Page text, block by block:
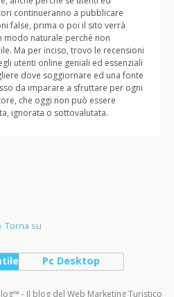
continueranno a pubblicare
false, prima o poi il sito verrà
modo naturale perché non
Ma per inciso, trovo le recensioni
utenti online geniali ed essenziali
dove soggiornare ed una fonte
da imparare a sfruttare per ogni
che oggi non può essere
ignorata o sottovalutata.
Torna su
Pc Desktop
- Il blog del Web Marketing Turistico